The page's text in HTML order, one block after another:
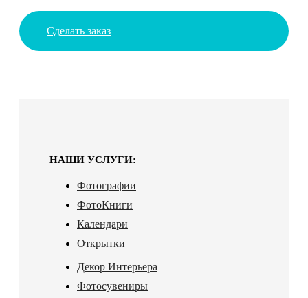
Сделать заказ
НАШИ УСЛУГИ:
Фотографии
ФотоКниги
Календари
Открытки
Декор Интерьера
Фотосувениры